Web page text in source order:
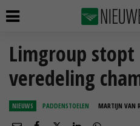
Limgroup
veredeling
NIEUWS PADDENSTOELEN MARTIJN VAN